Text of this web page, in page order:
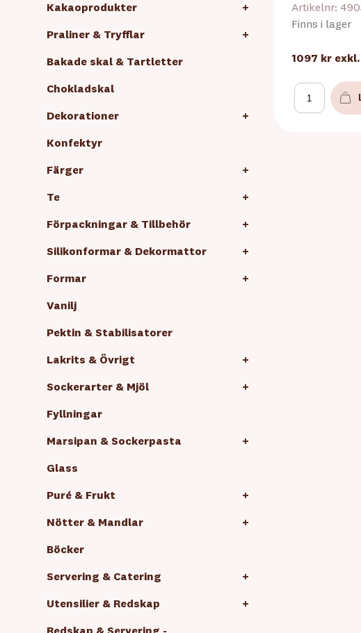
Kakaoprodukter +
Praliner & Tryfflar +
Bakade skal & Tartletter
Chokladskal
Dekorationer +
Konfektyr
Färger +
Te +
Förpackningar & Tillbehör +
Silikonformar & Dekormattor +
Formar +
Vanilj
Pektin & Stabilisatorer
Lakrits & Övrigt +
Sockerarter & Mjöl +
Fyllningar
Marsipan & Sockerpasta +
Glass
Puré & Frukt +
Nötter & Mandlar +
Böcker
Servering & Catering +
Utensilier & Redskap +
Artikelnr:
Finns i lager
1097 kr